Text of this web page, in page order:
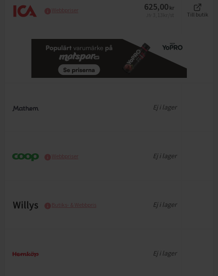
Webbpriser 625,00 kr
Till butik
Ej i lager
Webbpriser Ej i lager
Butiks- & Webbpris Ej i lager
Ej i lager